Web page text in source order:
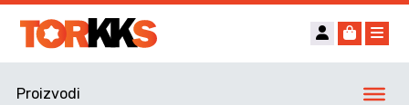
Account
Cart
Proizvodi